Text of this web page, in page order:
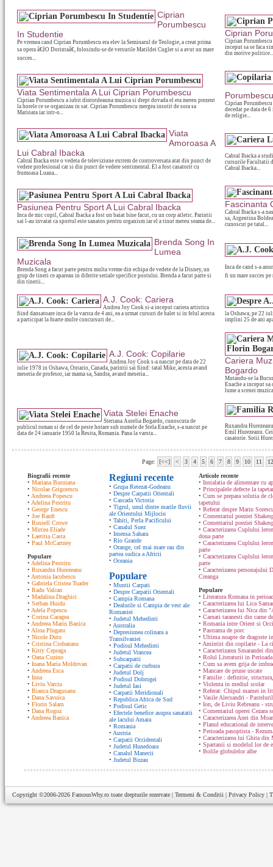
Ciprian
Porumbescu
In Studentie
Pe vremea cand Ciprian Porumbescu era elev la Seminarul de Teologie, a creat prima
sa opera â€žO Dorintaâ€, folosindu-se de versurile Matildei Cugler si a avut un mare
succes...
Ciprian
Ciprian
inceput sa se faca
din motive
Viata Sentimentala A Lui Ciprian Porumbescu
Ciprian Porumbescu a iubit dintotdeauna muzica si drept dovada el era mereu prezent
la horele ce se organizau in sat. Ciprian Porumbescu mergea insotit de sora sa
Marioara iar intr-o...
Porumbescu
Ciprian
decedat pe data de
de religie...
Viata
Amoroasa A
Lui Cabral Ibacka
Cabral Ibacka este o vedeta de televiziune extrem de controversata atat din punct de
vedere profesional cat si din punct de vedere sentimental. El a fost casatorit cu
frumoasa Luana...
Cabral Ibacka a
cursurile Facultatii
Cabral Ibacka...
Pasiunea Pentru Sport A Lui Cabral Ibacka
Inca de mic copil, Cabral Ibacka a fost un baiat bine facut, cu un corp atletic. Parintii
sai l-au invatat ca sportul este sanatos pentru organism iar el a tinut mereu seama de...
Fascinanta
Cabral Ibacka s-a
sa, Argentina
cunoscut pe tatal...
Brenda Song In
Lumea
Muzicala
Brenda Song a facut parte pentru multa vreme din echipa de vedete de la Disney, un
grup de tineri ce apareau in diferite seriale specifice postului. Brenda a facut parte si
din tinerii...
Inca de cand s-a
fi un mare succes
A.J. Cook: Cariera
Andrea Joy Cook si-a inceput cariera artistica
fiind dansatoare inca de la varsta de 4 ani, ea a urmat cursuri de balet si in felul acesta
a participat la foarte multe concursuri de...
la Oshawa, pe 22
implini 25 de ani
A.J. Cook: Copilarie
Andrea Joy Cook s-a nascut pe data de 22
iulie 1978 in Oshawa, Ontario, Canada, parintii sai fiind: tatal Mike, acesta avand
meseria de profesor, iar mama sa, Sandra, avand meseria...
Cariera
Bogardo
Mutandu-se la
Enache a inceput
lume a scenei
Viata Stelei Enache
Steriana Aurelia Bogardo, cunoscuta de
publicul roman si de cel de peste hotare sub numele de Stela Enache, s-a nascut pe
data de 24 ianuarie 1950 la Resita, Romania. Pana la varsta...
Ruxandra
Emil Hurezeanu.
casatorie. Sotii
Page: [<<] < 3 4 5 6 7 8 9 10 11 12
Biografii recente
• Mariana Buruiana
• Nicolae Grigorescu
• Andreea Popescu
• Adelina Pestritu
• George Enescu
• Joe Ranft
• Russell Crowe
• Mircea Eliade
• Laetitia Casta
• Paul McCartney
Populare
• Adelina Pestritu
• Ruxandra Hurezeanu
• Antonia Iacobescu
• Gabriela Cristea Toader
• Radu Valcan
• Madalina Draghici
• Serban Huidu
• Adela Popescu
• Corina Caragea
• Andreea Marin Banica
• Alina Plugaru
• Nicole Dutu
• Cristina Ciobanasu
• Kitty Cepraga
• Oana Cuzino
• Ioana Maria Moldovan
• Andreea Esca
• Inna
• Liviu Varciu
• Bianca Dragusanu
• Dana Savuica
• Florin Salam
• Dana Rogoz
• Andreea Banica
Regiuni recente
• Grupa Retezat-Godeanu
• Despre Carpatii Orientali
• Cascada Victoria
• Tigrul, unul dintre marile fluvii
ale Orientului Mijlociu
• Tahiti, Perla Pacificului
• Canalul Suez
• Imensa Sahara
• Rio Grande
• Orange, cel mai mare rau din
partea sudica a Africii
• Oceania
Populare
• Muntii Carpati
• Despre Carpatii Orientali
• Campia Romana
• Dealurile si Campia de vest ale
Romaniei
• Judetul Mehedinti
• Australia
• Depresiunea colinara a
Transilvaniei
• Podisul Mehedinti
• Judetul Vrancea
• Subcarpatii
• Carpatii de curbura
• Judetul Dolj
• Podisul Dobrogei
• Judetul Iasi
• Carpatii Meridionali
• Republica Africa de Sud
• Podisul Getic
• Efectele benefice asupra sanatatii
ale lacului Amara
• Romania
• Austria
• Carpatii Occidentali
• Judetul Hunedoara
• Canalul Manecii
• Judetul Buzau
Articole recente
• Instalatia de alimentare cu
• Principalele defecte la
• Cum se prepara solutia de
tapetului
• Referat despre Marin
• Comentariul poeziei
• Comentariul poeziei
• Caracterizarea Cuplului
doua parte
• Caracterizarea Cuplului
parte
• Caracterizarea Cuplului
parte
• Caracterizarea personajului
Creanga
Populare
• Literatura Romana in
• Caracterizarea lui Lica
• Caracterizarea lui Nica din
• Carnati taranesti din carne
• Romania intre Orient si
• Pastrama de porc
• Ultima noapte de dragoste
• Amintiri din copilarie - La
• Caracterizarea Smarandei
• Rolul Literaturii in Perioada
• Cum sa avem grija de
• Mancare de prune uscate
• Familie : definitie,
• Violenta in mediul scolar
• Referat: Chipul mamei in
• Vasile Alecsandri -
• Ion, de Liviu Rebreanu -
• Comentariul operei Cezara
• Caracterizarea Anei din
• Planul educational de
• Perioada pasoptista -
• Caracterizarea lui Ghita din
• Spartanii si modelul lor de
• Bolile globulelor albe
Copyright ©2006-2026 FamousWhy.ro toate drepturile rezervate | Termeni & Conditii | Privacy Policy |